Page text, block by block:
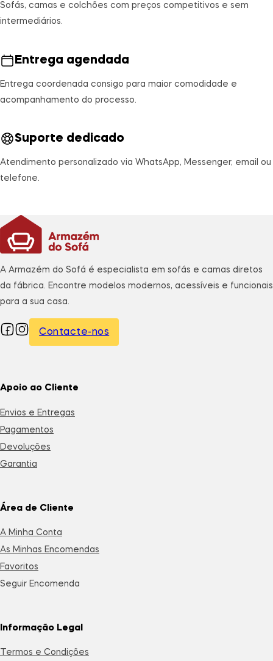
Sofás, camas e colchões com preços competitivos e sem
intermediários.
Entrega agendada
Entrega coordenada consigo para maior comodidade e
acompanhamento do processo.
Suporte dedicado
Atendimento personalizado via WhatsApp, Messenger, email ou
telefone.
A Armazém do Sofá é especialista em sofás e camas diretos
da fábrica. Encontre modelos modernos, acessíveis e funcionais
para a sua casa.
Contacte-nos
Apoio ao Cliente
Envios e Entregas
Pagamentos
Devoluções
Garantia
Área de Cliente
A Minha Conta
As Minhas Encomendas
Favoritos
Seguir Encomenda
Informação Legal
Termos e Condições